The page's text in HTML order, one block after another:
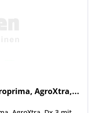
AgroXtra,...